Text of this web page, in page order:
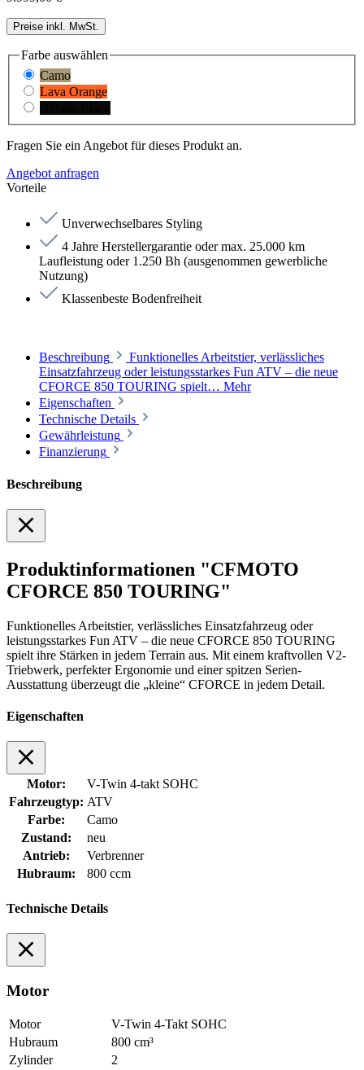
Preise inkl. MwSt.
Farbe auswählen
Camo
Lava Orange
Fragen Sie ein Angebot für dieses Produkt an.
Angebot anfragen
Vorteile
Unverwechselbares Styling
4 Jahre Herstellergarantie oder max. 25.000 km
Laufleistung oder 1.250 Bh (ausgenommen gewerbliche
Nutzung)
Klassenbeste Bodenfreiheit
Beschreibung
Funktionelles Arbeitstier, verlässliches
Einsatzfahrzeug oder leistungsstarkes Fun ATV – die neue
CFORCE 850 TOURING spielt… Mehr
Eigenschaften
Technische Details
Gewährleistung
Finanzierung
Beschreibung
Produktinformationen "CFMOTO
CFORCE 850 TOURING"
Funktionelles Arbeitstier, verlässliches Einsatzfahrzeug oder
leistungsstarkes Fun ATV – die neue CFORCE 850 TOURING
spielt ihre Stärken in jedem Terrain aus. Mit einem kraftvollen V2-
Triebwerk, perfekter Ergonomie und einer spitzen Serien-
Ausstattung überzeugt die „kleine“ CFORCE in jedem Detail.
Eigenschaften
Motor:
V-Twin 4-takt SOHC
Fahrzeugtyp: ATV
Farbe:
Camo
Zustand:
neu
Antrieb:
Verbrenner
Hubraum:
800 ccm
Technische Details
Motor
Motor
V-Twin 4-Takt SOHC
Hubraum
800 cm³
Zylinder
2